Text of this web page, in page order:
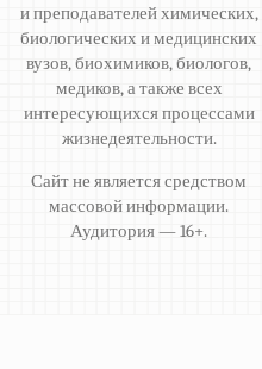
и преподавателей химических,
биологических и медицинских
вузов, биохимиков, биологов,
медиков, а также всех
интересующихся процессами
жизнедеятельности.
Сайт не является средством
массовой информации.
Аудитория — 16+.